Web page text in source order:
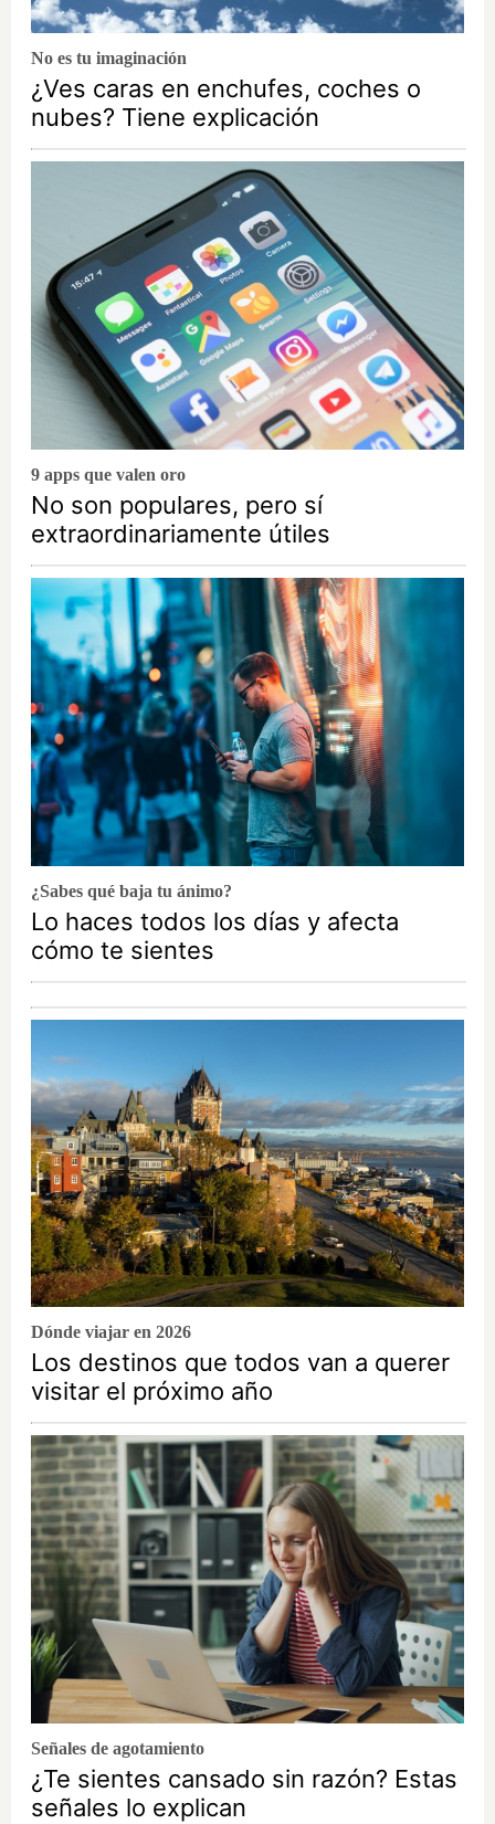
No es tu imaginación
¿Ves caras en enchufes, coches o
nubes? Tiene explicación
9 apps que valen oro
No son populares, pero sí
extraordinariamente útiles
¿Sabes qué baja tu ánimo?
Lo haces todos los días y afecta
cómo te sientes
Dónde viajar en 2026
Los destinos que todos van a querer
visitar el próximo año
Señales de agotamiento
¿Te sientes cansado sin razón? Estas
señales lo explican